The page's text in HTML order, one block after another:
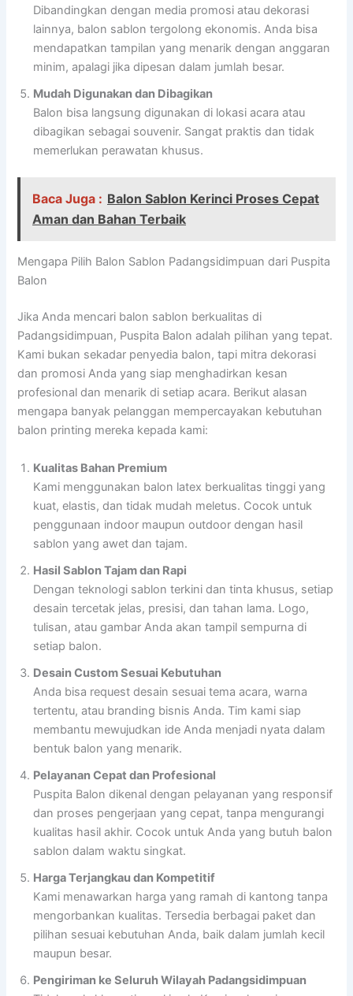
Dibandingkan dengan media promosi atau dekorasi
lainnya, balon sablon tergolong ekonomis. Anda bisa
mendapatkan tampilan yang menarik dengan anggaran
minim, apalagi jika dipesan dalam jumlah besar.
Mudah Digunakan dan Dibagikan
Balon bisa langsung digunakan di lokasi acara atau
dibagikan sebagai souvenir. Sangat praktis dan tidak
memerlukan perawatan khusus.
Baca Juga : Balon Sablon Kerinci Proses Cepat
Aman dan Bahan Terbaik
Mengapa Pilih Balon Sablon Padangsidimpuan dari Puspita
Balon
Jika Anda mencari balon sablon berkualitas di
Padangsidimpuan, Puspita Balon adalah pilihan yang tepat.
Kami bukan sekadar penyedia balon, tapi mitra dekorasi
dan promosi Anda yang siap menghadirkan kesan
profesional dan menarik di setiap acara. Berikut alasan
mengapa banyak pelanggan mempercayakan kebutuhan
balon printing mereka kepada kami:
Kualitas Bahan Premium
Kami menggunakan balon latex berkualitas tinggi yang
kuat, elastis, dan tidak mudah meletus. Cocok untuk
penggunaan indoor maupun outdoor dengan hasil
sablon yang awet dan tajam.
Hasil Sablon Tajam dan Rapi
Dengan teknologi sablon terkini dan tinta khusus, setiap
desain tercetak jelas, presisi, dan tahan lama. Logo,
tulisan, atau gambar Anda akan tampil sempurna di
setiap balon.
Desain Custom Sesuai Kebutuhan
Anda bisa request desain sesuai tema acara, warna
tertentu, atau branding bisnis Anda. Tim kami siap
membantu mewujudkan ide Anda menjadi nyata dalam
bentuk balon yang menarik.
Pelayanan Cepat dan Profesional
Puspita Balon dikenal dengan pelayanan yang responsif
dan proses pengerjaan yang cepat, tanpa mengurangi
kualitas hasil akhir. Cocok untuk Anda yang butuh balon
sablon dalam waktu singkat.
Harga Terjangkau dan Kompetitif
Kami menawarkan harga yang ramah di kantong tanpa
mengorbankan kualitas. Tersedia berbagai paket dan
pilihan sesuai kebutuhan Anda, baik dalam jumlah kecil
maupun besar.
Pengiriman ke Seluruh Wilayah Padangsidimpuan